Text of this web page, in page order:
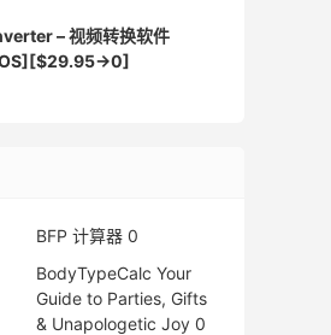
– 视频转换软件
BFP 计算器 0
BodyTypeCalc Your
Guide to Parties, Gifts
& Unapologetic Joy 0